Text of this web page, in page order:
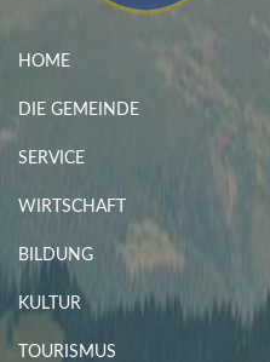
HOME
DIE GEMEINDE
SERVICE
WIRTSCHAFT
BILDUNG
KULTUR
TOURISMUS